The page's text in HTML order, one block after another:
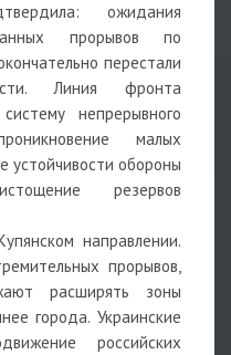
ожидания
прорывов по
перестали
Линия фронта
непрерывного
малых
устойчивости обороны
резервов
направлении.
прорывов,
расширять зоны
города. Украинские
российских